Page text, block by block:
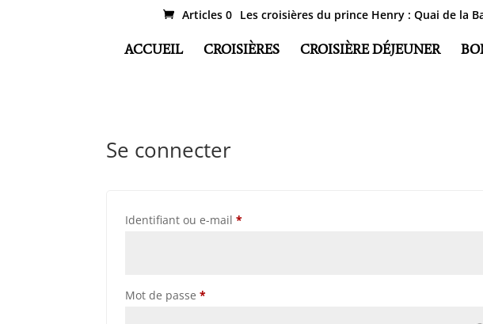
Les croisières du prince Henry : Quai de la
Articles 0
ACCUEIL CROISIÈRES CROISIÈRE DÉJEUNER
Se connecter
Identifiant ou e-mail*Obligatoire
Mot de passe*Obligatoire